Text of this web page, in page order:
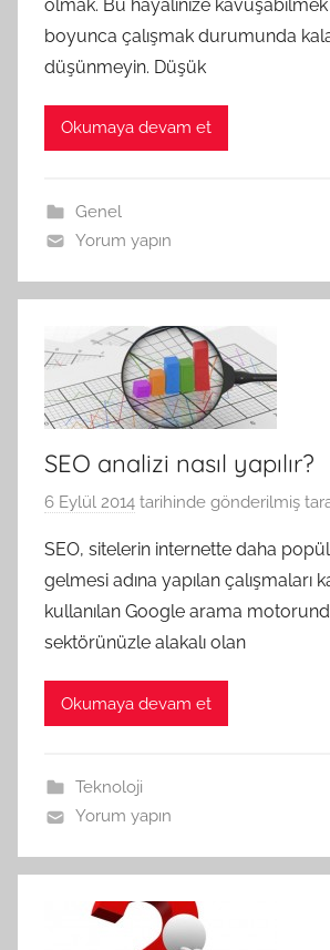
olmak. Bu hayalinize kavuşabilmek
boyunca çalışmak durumunda
düşünmeyin. Düşük
Okumaya devam et
Genel
Yorum yapın
SEO analizi nasıl yapılır?
6 Eylül 2014 tarihinde gönderilmiş
SEO, sitelerin internette daha
gelmesi adına yapılan çalışmaları
kullanılan Google arama
sektörünüzle alakalı olan
Okumaya devam et
Teknoloji
Yorum yapın